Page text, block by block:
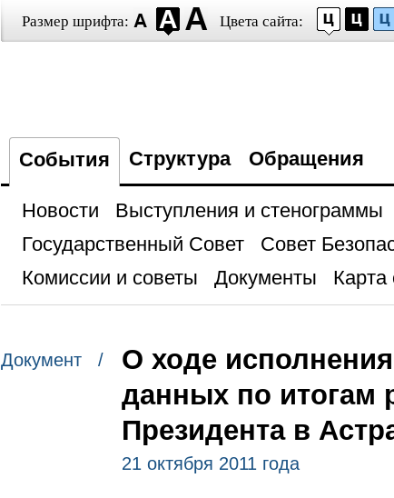
Размер шрифта: Цвета сайта:
События Структура Обращения
Новости Выступления и стенограммы
Государственный Совет
Совет
Комиссии и советы
Документы Карта
Документ /
О ходе
данных по итогам
Президента в
21 октября 2011 года